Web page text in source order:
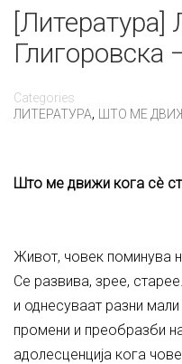
Глигоровска
Categories
ЛИТЕРАТУРА, ШТО МЕ
Што ме движи кога сè
Живот, човек поминува
Се развива, зрее,
и однесуваат разни
промени и преобразби
адолесценција кога